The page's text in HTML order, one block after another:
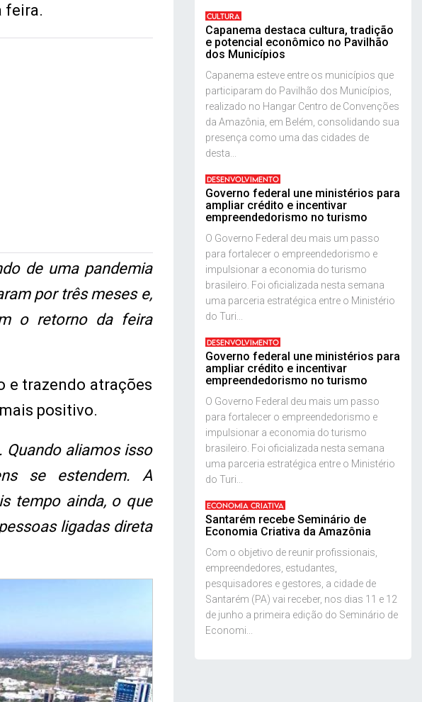
feira.
de uma pandemia
por três meses e,
o retorno da feira
e trazendo atrações
positivo.
Quando aliamos isso
se estendem. A
tempo ainda, o que
ligadas direta
CULTURA
Capanema destaca cultura, tradição
e potencial econômico no Pavilhão
dos Municípios
Capanema esteve entre os municípios que
participaram do Pavilhão dos Municípios,
realizado no Hangar Centro de Convenções
da Amazônia, em Belém, consolidando sua
presença como uma das cidades de
desta...
DESENVOLVIMENTO
Governo federal une ministérios para
ampliar crédito e incentivar
empreendedorismo no turismo
O Governo Federal deu mais um passo
para fortalecer o empreendedorismo e
impulsionar a economia do turismo
brasileiro. Foi oficializada nesta semana
uma parceria estratégica entre o Ministério
do Turi...
DESENVOLVIMENTO
Governo federal une ministérios para
ampliar crédito e incentivar
empreendedorismo no turismo
O Governo Federal deu mais um passo
para fortalecer o empreendedorismo e
impulsionar a economia do turismo
brasileiro. Foi oficializada nesta semana
uma parceria estratégica entre o Ministério
do Turi...
ECONOMIA CRIATIVA
Santarém recebe Seminário de
Economia Criativa da Amazônia
Com o objetivo de reunir profissionais,
empreendedores, estudantes,
pesquisadores e gestores, a cidade de
Santarém (PA) vai receber, nos dias 11 e 12
de junho a primeira edição do Seminário de
Economi...